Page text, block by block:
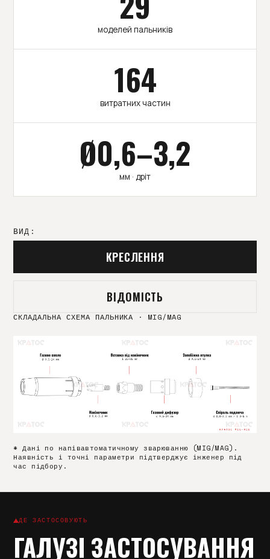
моделей пальників
164
витратних частин
Ø0,6–3,2
мм · дріт
ВИД:
КРЕСЛЕННЯ
ВІДОМІСТЬ
СКЛАДАЛЬНА СХЕМА ПАЛЬНИКА · MIG/MAG
* Дані по напівавтоматичному зварюванню (MIG/MAG).
Наявність і точні параметри підтверджує інженер під
час підбору.
ДЕ ЗАСТОСОВУЮТЬ
ГАЛУЗІ ЗАСТОСУВАННЯ